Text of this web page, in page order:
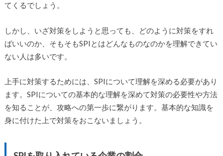
てくるでしょう。
しかし、いざ対策をしようと思っても、どのように対策をすれ
ばいいのか、そもそもSPIとはどんなものなのかを理解できてい
ない人は多いです。
上手に対策するためには、SPIについて理解を深める必要があり
ます。SPIについての基本的な理解を深めて対策の必要性や方法
を知ることが、攻略への第一歩に繋がります。基本的な知識を
身に付けた上で対策をおこないましょう。